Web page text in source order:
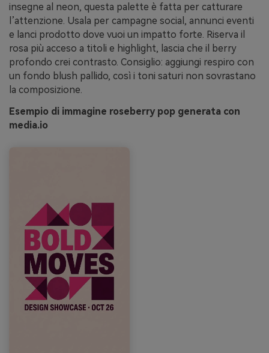
insegne al neon, questa palette è fatta per catturare
l’attenzione. Usala per campagne social, annunci eventi
e lanci prodotto dove vuoi un impatto forte. Riserva il
rosa più acceso a titoli e highlight, lascia che il berry
profondo crei contrasto. Consiglio: aggiungi respiro con
un fondo blush pallido, così i toni saturi non sovrastano
la composizione.
Esempio di immagine roseberry pop generata con
media.io